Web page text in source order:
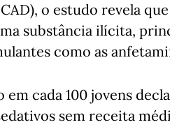
o estudo revela
substância ilícita,
como as
em cada 100 jovens
sem receita